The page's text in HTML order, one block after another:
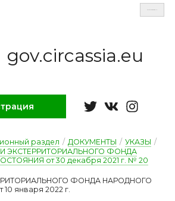
gov.circassia.eu
раздел / ДОКУМЕНТЫ / УКАЗЫ /
ЭКСТЕРРИТОРИАЛЬНОГО ФОНДА
от 30 декабря 2021 г. № 20
ФОНДА НАРОДНОГО
января 2022 г.